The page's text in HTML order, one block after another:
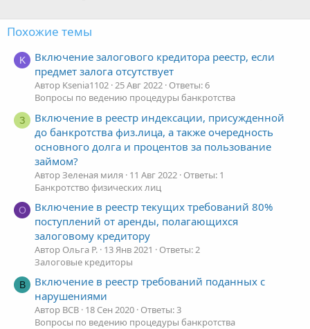
Похожие темы
K
Включение залогового кредитора реестр, если
предмет залога отсутствует
Автор Ksenia1102 25 Авг 2022 Ответы: 6
Вопросы по ведению процедуры банкротства
З
Включение в реестр индексации, присужденной
до банкротства физ.лица, а также очередность
основного долга и процентов за пользование
займом?
Автор Зеленая миля 11 Авг 2022 Ответы: 1
Банкротство физических лиц
О
Включение в реестр текущих требований 80%
поступлений от аренды, полагающихся
залоговому кредитору
Автор Ольга Р. 13 Янв 2021
Ответы: 2
Залоговые кредиторы
В
Включение в реестр требований поданных с
нарушениями
Автор ВСВ 18 Сен 2020 Ответы: 3
Вопросы по ведению процедуры банкротства